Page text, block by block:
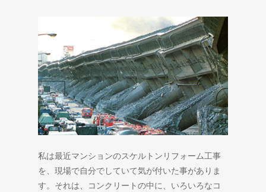
私は最近マンションのスケルトンリフォーム工事
を、現場で自分でしていて気が付いた事がありま
す。それは、コンクリートの中に、いろいろなコ